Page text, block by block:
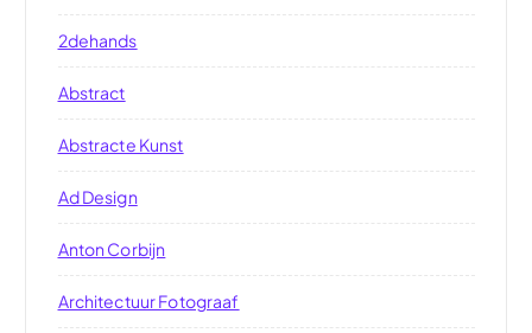
2dehands
Abstract
Abstracte Kunst
Ad Design
Anton Corbijn
Architectuur Fotograaf